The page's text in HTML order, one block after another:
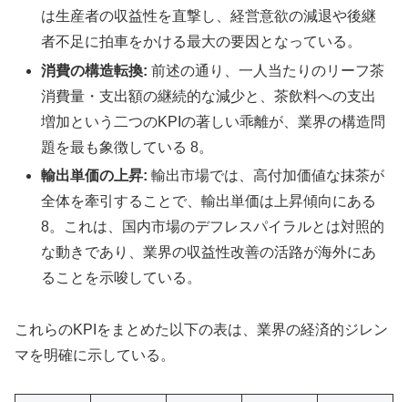
は生産者の収益性を直撃し、経営意欲の減退や後継
者不足に拍車をかける最大の要因となっている。
消費の構造転換: 前述の通り、一人当たりのリーフ茶
消費量・支出額の継続的な減少と、茶飲料への支出
増加という二つのKPIの著しい乖離が、業界の構造問
題を最も象徴している 8。
輸出単価の上昇: 輸出市場では、高付加価値な抹茶が
全体を牽引することで、輸出単価は上昇傾向にある
8。これは、国内市場のデフレスパイラルとは対照的
な動きであり、業界の収益性改善の活路が海外にあ
ることを示唆している。
これらのKPIをまとめた以下の表は、業界の経済的ジレン
マを明確に示している。